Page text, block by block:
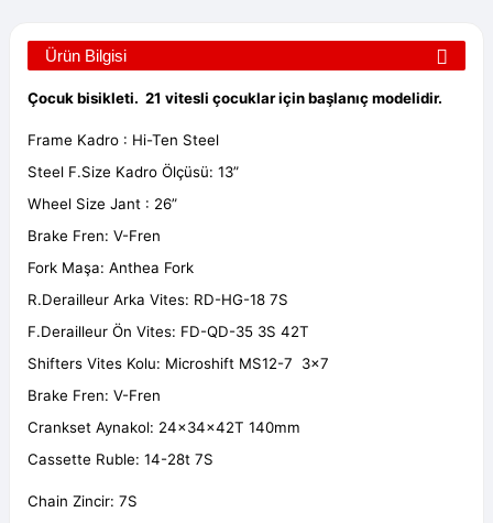
Ürün Bilgisi
Çocuk bisikleti. 21 vitesli çocuklar için başlanıç modelidir.
Frame Kadro : Hi-Ten Steel
Steel F.Size Kadro Ölçüsü: 13”
Wheel Size Jant : 26”
Brake Fren: V-Fren
Fork Maşa: Anthea Fork
R.Derailleur Arka Vites: RD-HG-18 7S
F.Derailleur Ön Vites: FD-QD-35 3S 42T
Shifters Vites Kolu: Microshift MS12-7 3x7
Brake Fren: V-Fren
Crankset Aynakol: 24x34x42T 140mm
Cassette Ruble: 14-28t 7S
Chain Zincir: 7S